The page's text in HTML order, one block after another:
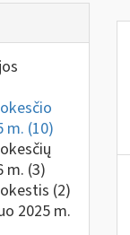
m. (10)
m. (3)
(2)
2025 m.